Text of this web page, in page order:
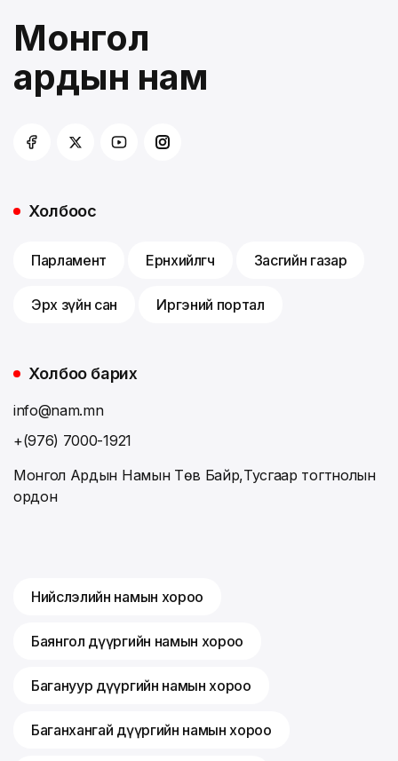
Монгол
ардын нам
Холбоос
Парламент Ерөнхийлөгч Засгийн газар
Эрх зүйн сан Иргэний портал
Холбоо барих
info@nam.mn
+(976) 7000-1921
Монгол Ардын Намын Төв Байр,Тусгаар тогтнолын
ордон
Нийслэлийн намын хороо
Баянгол дүүргийн намын хороо
Багануур дүүргийн намын хороо
Баганхангай дүүргийн намын хороо